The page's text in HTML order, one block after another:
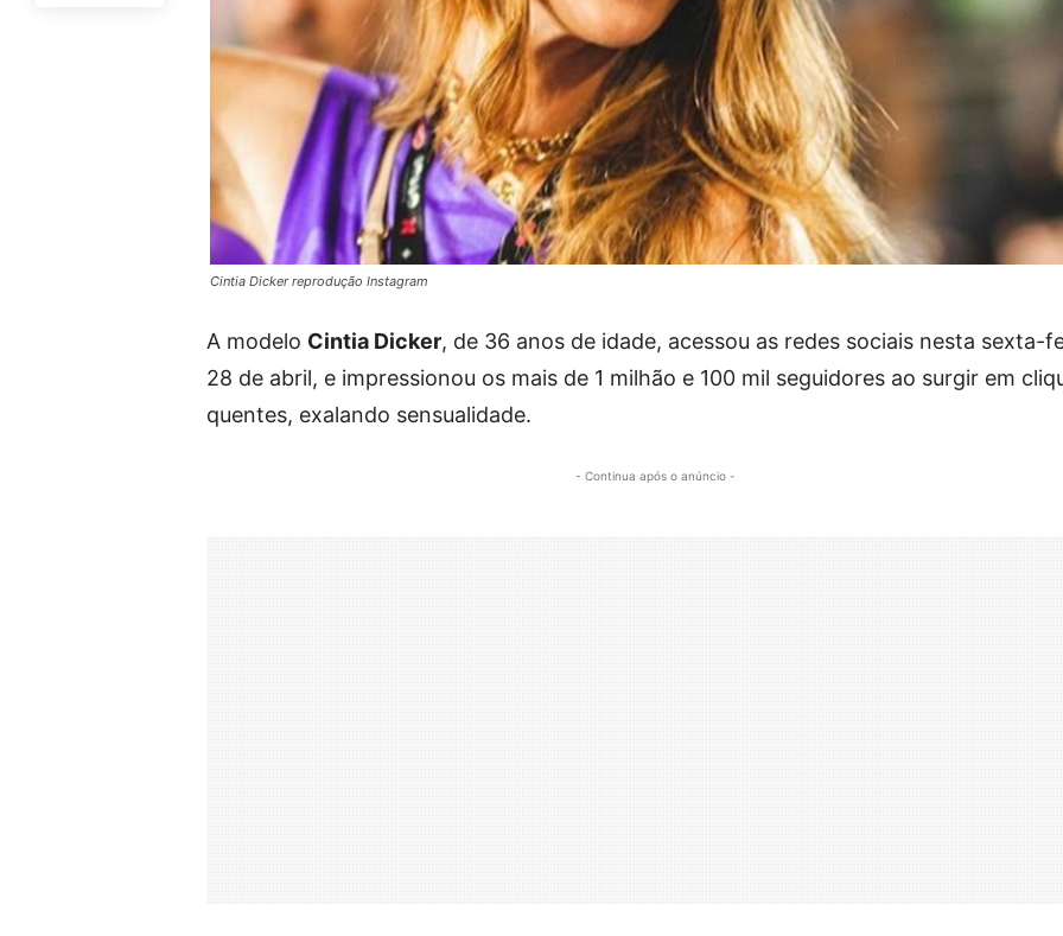
Cintia Dicker reprodução Instagram
A modelo Cintia Dicker, de 36 anos de idade, acessou as redes sociais nesta sexta-
28 de abril, e impressionou os mais de 1 milhão e 100 mil seguidores ao surgir em
quentes, exalando sensualidade.
- Continua após o anúncio -